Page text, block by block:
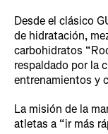
Desde el clásico
de hidratación,
carbohidratos
respaldado por la
entrenamientos y
La misión de la
atletas a “ir más